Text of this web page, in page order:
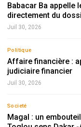
Babacar Ba appelle
directement du
Juil 30, 2026
Politique
Affaire financière :
judiciaire financier
Juil 30, 2026
Societé
Magal : un